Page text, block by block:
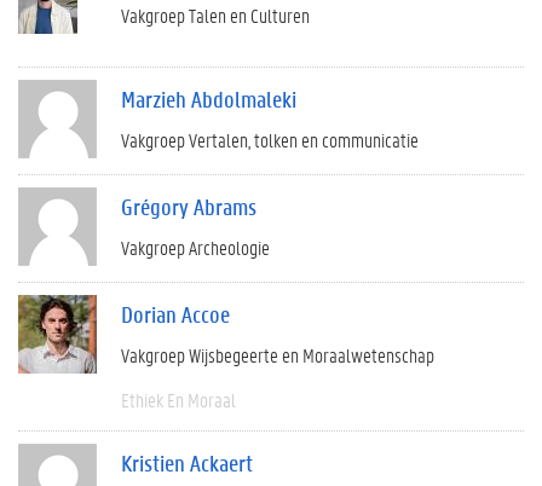
Vakgroep Talen en Culturen
Marzieh Abdolmaleki
Vakgroep Vertalen, tolken en communicatie
Grégory Abrams
Vakgroep Archeologie
Dorian Accoe
Vakgroep Wijsbegeerte en Moraalwetenschap
Ethiek En Moraal
Kristien Ackaert